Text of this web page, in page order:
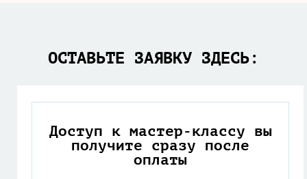
ОСТАВЬТЕ ЗАЯВКУ ЗДЕСЬ:
Доступ к мастер-классу вы
получите сразу после
оплаты